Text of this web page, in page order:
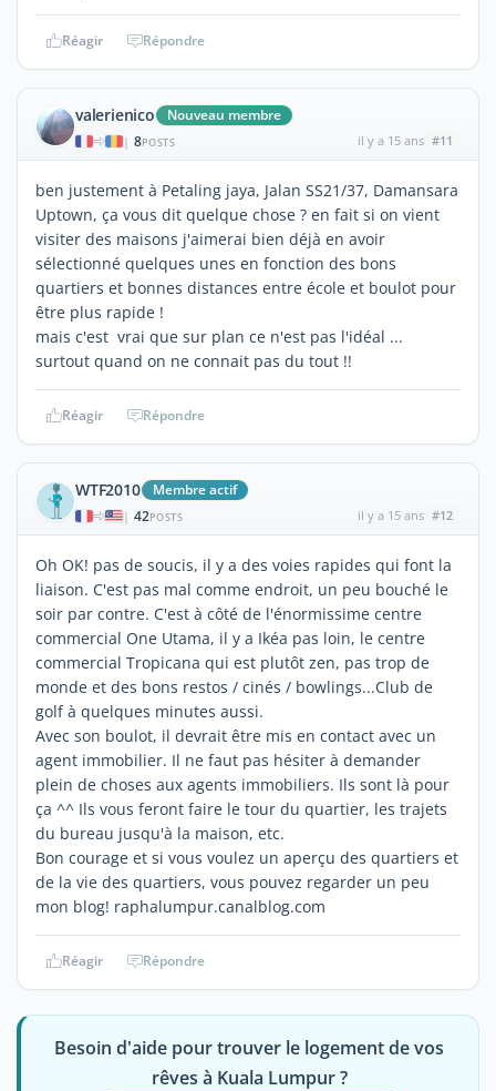
Réagir Répondre
valerienico Nouveau membre
| 8POSTS il y a 15 ans #11
ben justement à Petaling jaya, Jalan SS21/37, Damansara
Uptown, ça vous dit quelque chose ? en fait si on vient
visiter des maisons j'aimerai bien déjà en avoir
sélectionné quelques unes en fonction des bons
quartiers et bonnes distances entre école et boulot pour
être plus rapide !
mais c'est vrai que sur plan ce n'est pas l'idéal ...
surtout quand on ne connait pas du tout !!
Réagir Répondre
WTF2010 Membre actif
| 42POSTS il y a 15 ans #12
Oh OK! pas de soucis, il y a des voies rapides qui font la
liaison. C'est pas mal comme endroit, un peu bouché le
soir par contre. C'est à côté de l'énormissime centre
commercial One Utama, il y a Ikéa pas loin, le centre
commercial Tropicana qui est plutôt zen, pas trop de
monde et des bons restos / cinés / bowlings...Club de
golf à quelques minutes aussi.
Avec son boulot, il devrait être mis en contact avec un
agent immobilier. Il ne faut pas hésiter à demander
plein de choses aux agents immobiliers. Ils sont là pour
ça ^^ Ils vous feront faire le tour du quartier, les trajets
du bureau jusqu'à la maison, etc.
Bon courage et si vous voulez un aperçu des quartiers et
de la vie des quartiers, vous pouvez regarder un peu
mon blog! raphalumpur.canalblog.com
Réagir Répondre
Besoin d'aide pour trouver le logement de vos
rêves à Kuala Lumpur ?